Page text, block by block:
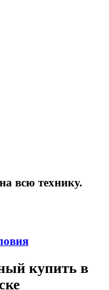
всю технику.
купить в